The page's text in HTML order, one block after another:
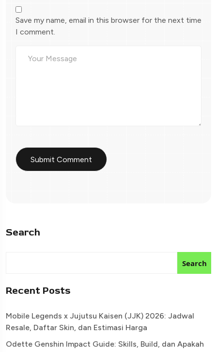
Save my name, email in this browser for the next time
I comment.
Search
Search
Recent Posts
Mobile Legends x Jujutsu Kaisen (JJK) 2026: Jadwal
Resale, Daftar Skin, dan Estimasi Harga
Odette Genshin Impact Guide: Skills, Build, dan Apakah